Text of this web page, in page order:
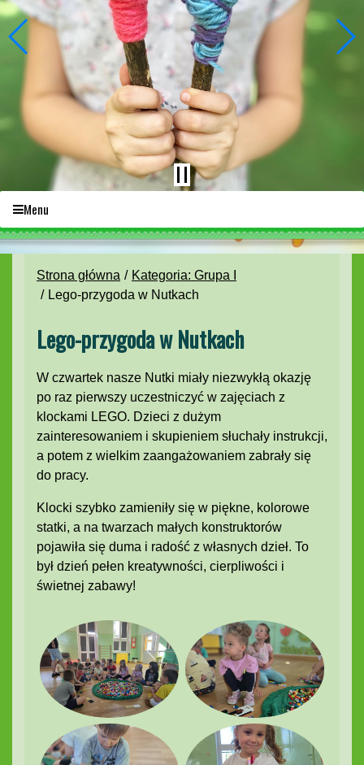
Menu
Strona główna
Kategoria: Grupa I
Lego-przygoda w Nutkach
Lego-przygoda w Nutkach
W czwartek nasze Nutki miały niezwykłą okazję
po raz pierwszy uczestniczyć w zajęciach z
klockami LEGO. Dzieci z dużym
zainteresowaniem i skupieniem słuchały instrukcji,
a potem z wielkim zaangażowaniem zabrały się
do pracy.
Klocki szybko zamieniły się w piękne, kolorowe
statki, a na twarzach małych konstruktorów
pojawiła się duma i radość z własnych dzieł. To
był dzień pełen kreatywności, cierpliwości i
świetnej zabawy!